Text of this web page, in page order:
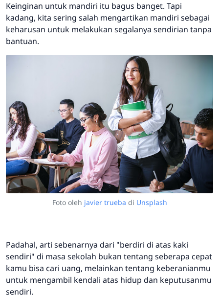
Keinginan untuk mandiri itu bagus banget. Tapi
kadang, kita sering salah mengartikan mandiri sebagai
keharusan untuk melakukan segalanya sendirian tanpa
bantuan.
Foto oleh javier trueba di Unsplash
Padahal, arti sebenarnya dari "berdiri di atas kaki
sendiri" di masa sekolah bukan tentang seberapa cepat
kamu bisa cari uang, melainkan tentang keberanianmu
untuk mengambil kendali atas hidup dan keputusanmu
sendiri.